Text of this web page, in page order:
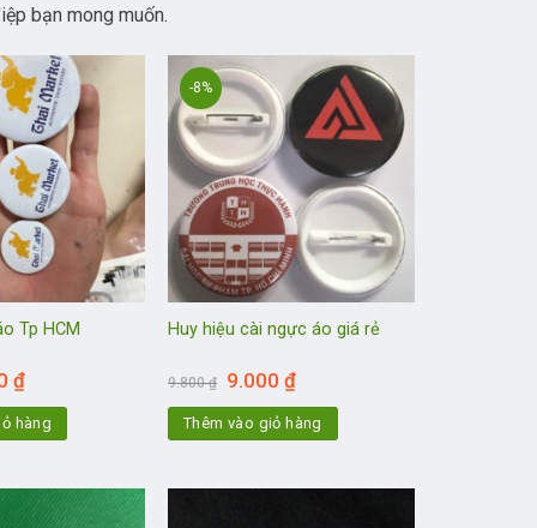
bạn mong muốn.
Tp HCM
₫Giá
tại
là:
8.000 ₫.
hàng
-8%
Huy hiệu cài ngực áo giá rẻ
9.800₫
Giá
gốc
là:
9.800 ₫.
9.000 ₫Giá
hiện
tại
là:
9.000 ₫.
Thêm vào giỏ hàng